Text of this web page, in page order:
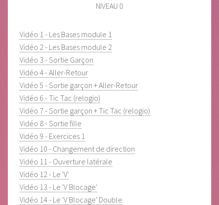
NIVEAU 0
Vidéo 1 - Les Bases module 1
Vidéo 2 - Les Bases module 2
Vidéo 3 - Sortie Garçon
Vidéo 4 - Aller-Retour
Vidéo 5 - Sortie garçon + Aller-Retour
Vidéo 6 - Tic Tac (relogio)
Vidéo 7 - Sortie garçon + Tic Tac (relogio)
Vidéo 8 - Sortie fille
Vidéo 9 - Exercices 1
Vidéo 10 - Changement de direction
Vidéo 11 - Ouverture latérale
Vidéo 12 - Le 'V'
Vidéo 13 - Le 'V Blocage'
Vidéo 14 - Le 'V Blocage' Double